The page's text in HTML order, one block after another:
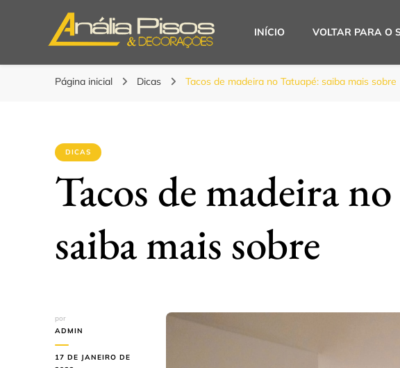
Blog | Anália Pisos
Os melhores pisos para seu projeto!
INÍCIO VOLTAR PARA O
Página inicial Dicas Tacos de madeira no Tatuapé: saiba mais sobre
DICAS
Tacos de madeira
saiba mais sobre
por
ADMIN
17 DE JANEIRO DE